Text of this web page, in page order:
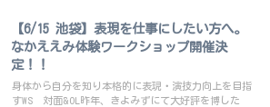
【6/15 池袋】表現を仕事にしたい方へ。
なかええみ体験ワークショップ開催決
定！！
身体から自分を知り本格的に表現・演技力向上を目指
すWS 対面&OL昨年、きよみずにて大好評を博した